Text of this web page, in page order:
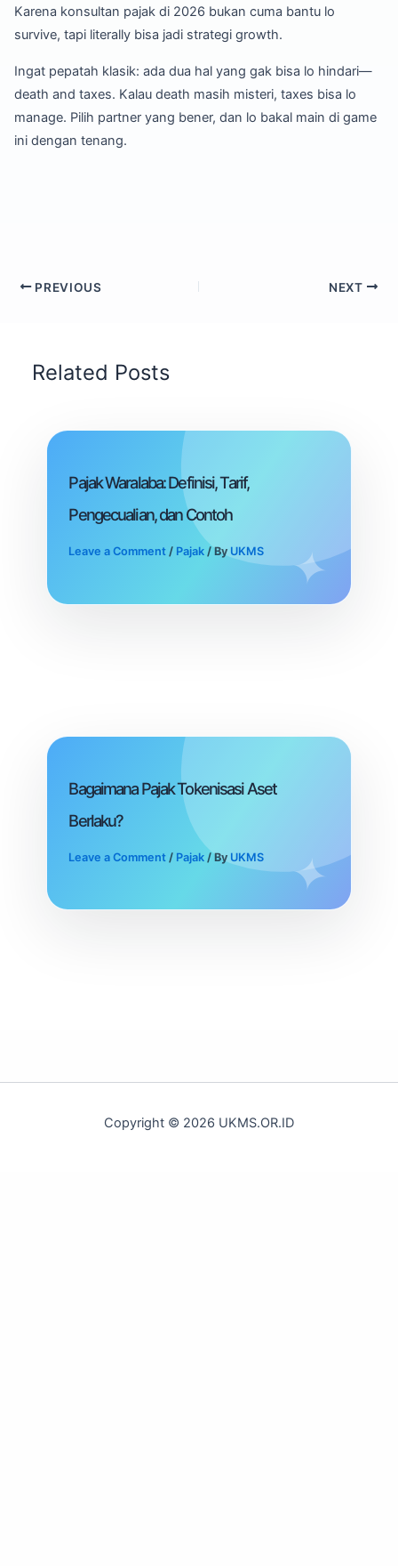
Karena konsultan pajak di 2026 bukan cuma bantu lo
survive, tapi literally bisa jadi strategi growth.
Ingat pepatah klasik: ada dua hal yang gak bisa lo hindari—
death and taxes. Kalau death masih misteri, taxes bisa lo
manage. Pilih partner yang bener, dan lo bakal main di game
ini dengan tenang.
PREVIOUS NEXT
Related Posts
Pajak Waralaba: Definisi, Tarif,
Pengecualian, dan Contoh
Leave a Comment / Pajak / By UKMS
Bagaimana Pajak Tokenisasi Aset
Berlaku?
Leave a Comment / Pajak / By UKMS
Copyright © 2026 UKMS.OR.ID